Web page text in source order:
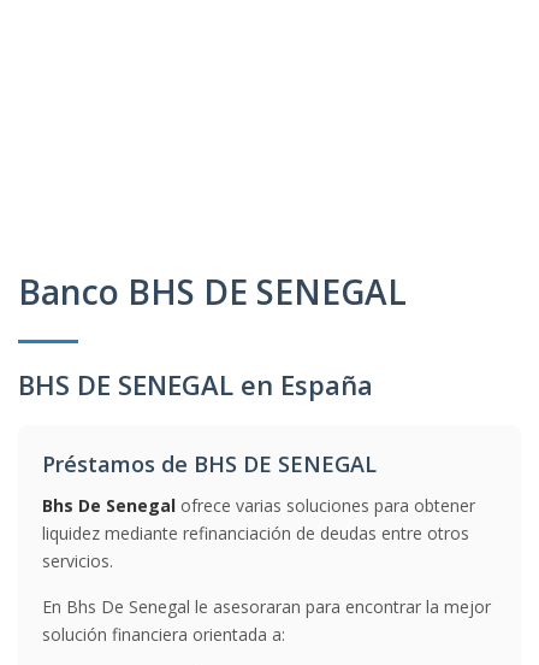
Banco BHS DE SENEGAL
BHS DE SENEGAL en España
Préstamos de BHS DE SENEGAL
Bhs De Senegal ofrece varias soluciones para obtener
liquidez mediante refinanciación de deudas entre otros
servicios.
En Bhs De Senegal le asesoraran para encontrar la mejor
solución financiera orientada a: